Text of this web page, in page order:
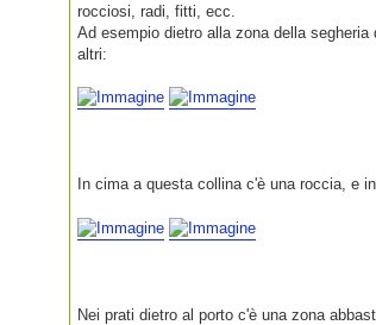
rocciosi, radi, fitti, ecc.
Ad esempio dietro alla zona della
altri:
In cima a questa collina c'è una roccia, e
Nei prati dietro al porto c'è una zona